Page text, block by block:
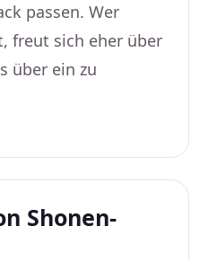
passen. Wer
freut sich eher über
über ein zu
Shonen-